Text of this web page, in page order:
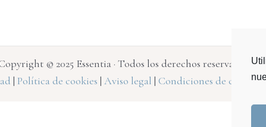
© 2025 Essentia · Todos los derechos reservados.
| Política de cookies | Aviso legal | Condiciones de